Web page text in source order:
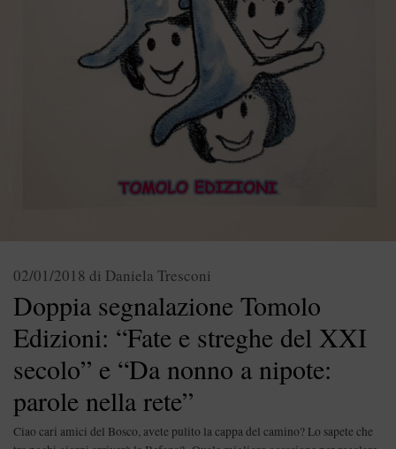
Doppia segnalazione Tomolo
Edizioni: “Fate e streghe del XXI
secolo” e “Da nonno a nipote:
parole nella rete”
02/01/2018 di Daniela Tresconi
Ciao cari amici del Bosco, avete pulito la cappa del camino? Lo sapete che